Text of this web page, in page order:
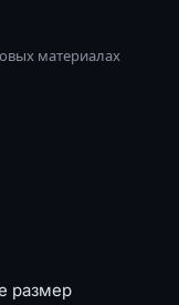
материалах
размер